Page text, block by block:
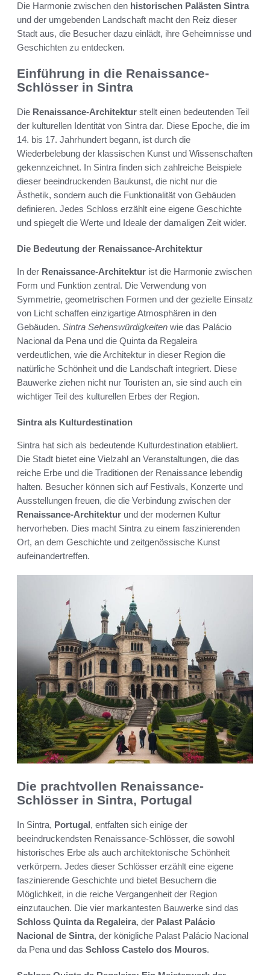
Die Harmonie zwischen den historischen Palästen Sintra
und der umgebenden Landschaft macht den Reiz dieser
Stadt aus, die Besucher dazu einlädt, ihre Geheimnisse und
Geschichten zu entdecken.
Einführung in die Renaissance-
Schlösser in Sintra
Die Renaissance-Architektur stellt einen bedeutenden Teil
der kulturellen Identität von Sintra dar. Diese Epoche, die im
14. bis 17. Jahrhundert begann, ist durch die
Wiederbelebung der klassischen Kunst und Wissenschaften
gekennzeichnet. In Sintra finden sich zahlreiche Beispiele
dieser beeindruckenden Baukunst, die nicht nur die
Ästhetik, sondern auch die Funktionalität von Gebäuden
definieren. Jedes Schloss erzählt eine eigene Geschichte
und spiegelt die Werte und Ideale der damaligen Zeit wider.
Die Bedeutung der Renaissance-Architektur
In der Renaissance-Architektur ist die Harmonie zwischen
Form und Funktion zentral. Die Verwendung von
Symmetrie, geometrischen Formen und der gezielte Einsatz
von Licht schaffen einzigartige Atmosphären in den
Gebäuden. Sintra Sehenswürdigkeiten wie das Palácio
Nacional da Pena und die Quinta da Regaleira
verdeutlichen, wie die Architektur in dieser Region die
natürliche Schönheit und die Landschaft integriert. Diese
Bauwerke ziehen nicht nur Touristen an, sie sind auch ein
wichtiger Teil des kulturellen Erbes der Region.
Sintra als Kulturdestination
Sintra hat sich als bedeutende Kulturdestination etabliert.
Die Stadt bietet eine Vielzahl an Veranstaltungen, die das
reiche Erbe und die Traditionen der Renaissance lebendig
halten. Besucher können sich auf Festivals, Konzerte und
Ausstellungen freuen, die die Verbindung zwischen der
Renaissance-Architektur und der modernen Kultur
hervorheben. Dies macht Sintra zu einem faszinierenden
Ort, an dem Geschichte und zeitgenössische Kunst
aufeinandertreffen.
Die prachtvollen Renaissance-
Schlösser in Sintra, Portugal
In Sintra, Portugal, entfalten sich einige der
beeindruckendsten Renaissance-Schlösser, die sowohl
historisches Erbe als auch architektonische Schönheit
verkörpern. Jedes dieser Schlösser erzählt eine eigene
faszinierende Geschichte und bietet Besuchern die
Möglichkeit, in die reiche Vergangenheit der Region
einzutauchen. Die vier markantesten Bauwerke sind das
Schloss Quinta da Regaleira, der Palast Palácio
Nacional de Sintra, der königliche Palast Palácio Nacional
da Pena und das Schloss Castelo dos Mouros.